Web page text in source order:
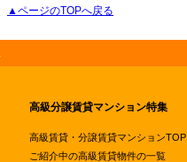
▲ページのTOPへ戻る
高級分譲賃貸マンション特集
高級賃貸・分譲賃貸マンションTOP
ご紹介中の高級賃貸物件の一覧